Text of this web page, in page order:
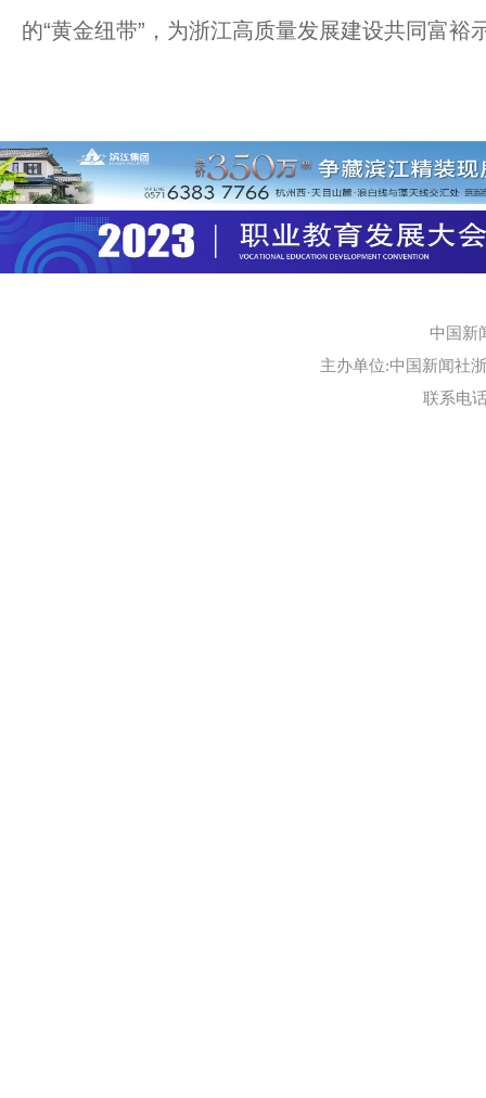
的“黄金纽带”，为浙江高质量发展建设共同富裕
中国新
主办单位:中国新闻社
联系电